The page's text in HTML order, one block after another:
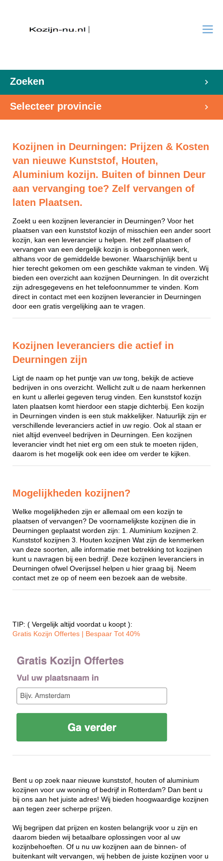
Zoeken
Selecteer provincie
Kozijnen in Deurningen: Prijzen & Kosten
van nieuwe Kunststof, Houten,
Aluminium kozijn. Buiten of binnen Deur
aan vervanging toe? Zelf vervangen of
laten Plaatsen.
Zoekt u een kozijnen leverancier in Deurningen? Voor het
plaatsen van een kunststof kozijn of misschien een ander soort
kozijn, kan een leverancier u helpen. Het zelf plaatsen of
vervangen van een dergelijk kozijn is onbegonnen werk,
althans voor de gemiddelde bewoner. Waarschijnlijk bent u
hier terecht gekomen om een geschikte vakman te vinden. Wij
bieden een overzicht aan kozijnen Deurningen. In dit overzicht
zijn adresgegevens en het telefoonnummer te vinden. Kom
direct in contact met een kozijnen leverancier in Deurningen
door een gratis vergelijking aan te vragen.
Kozijnen leveranciers die actief in
Deurningen zijn
Ligt de naam op het puntje van uw tong, bekijk de actieve
bedrijven in ons overzicht. Wellicht zult u de naam herkennen
en kunt u allerlei gegeven terug vinden. Een kunststof kozijn
laten plaatsen komt hierdoor een stapje dichterbij. Een kozijn
in Deurningen vinden is een stuk makkelijker. Natuurlijk zijn er
verschillende leveranciers actief in uw regio. Ook al staan er
niet altijd evenveel bedrijven in Deurningen. Een kozijnen
leverancier vindt het niet erg om een stuk te moeten rijden,
daarom is het mogelijk ook een idee om verder te kijken.
Mogelijkheden kozijnen?
Welke mogelijkheden zijn er allemaal om een kozijn te
plaatsen of vervangen? De voornamelijkste kozijnen die in
Deurningen geplaatst worden zijn: 1. Aluminium kozijnen 2.
Kunststof kozijnen 3. Houten kozijnen Wat zijn de kenmerken
van deze soorten, alle informatie met betrekking tot kozijnen
kunt u navragen bij een bedrijf. Deze kozijnen leveranciers in
Deurningen ofwel Overijssel helpen u hier graag bij. Neem
contact met ze op of neem een bezoek aan de website.
TIP: ( Vergelijk altijd voordat u koopt ):
Gratis Kozijn Offertes | Bespaar Tot 40%‎
Bent u op zoek naar nieuwe kunststof, houten of aluminium
kozijnen voor uw woning of bedrijf in Rotterdam? Dan bent u
bij ons aan het juiste adres! Wij bieden hoogwaardige kozijnen
aan tegen zeer scherpe prijzen.
Wij begrijpen dat prijzen en kosten belangrijk voor u zijn en
daarom bieden wij betaalbare oplossingen voor al uw
kozijnbehoeften. Of u nu uw kozijnen aan de binnen- of
buitenkant wilt vervangen, wij hebben de juiste kozijnen voor u